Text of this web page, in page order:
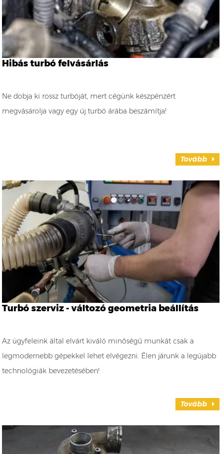
Hibás turbó felvásárlás
Ne dobja ki rossz turbóját, mert cégünk készpénzért
megvásárolja vagy egy új turbó árába beszámítja!
Tovább
Turbó szerviz - változó geometria beállítás
Az ügyfeleink által elvárt kiváló minőségű munkát csak a
legmodernebb gépekkel lehet elvégezni. Élen járunk a legújabb
technológiák bevezetésében!
Tovább